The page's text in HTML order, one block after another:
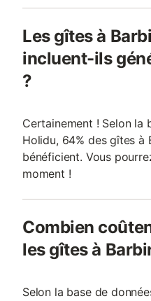
Les gîtes à
incluent-ils
?
Certainement ! Selon la
Holidu, 64% des gîtes à
bénéficient. Vous
moment !
Combien
les gîtes à
Selon la base de